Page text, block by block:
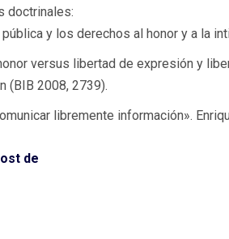
doctrinales:
y los derechos al honor y a la
versus libertad de expresión y
(BIB 2008, 2739).
libremente información».
de